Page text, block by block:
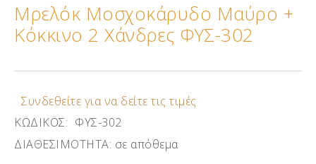
Μρελόκ Μοσχοκάρυδο Μαύρο +
Κόκκινο 2 Χάνδρες ΦΥΣ-302
Συνδεθείτε για να δείτε τις τιμές
ΚΩΔΙΚΟΣ: ΦΥΣ-302
ΔΙΑΘΕΣΙΜΟΤΗΤΑ: σε απόθεμα